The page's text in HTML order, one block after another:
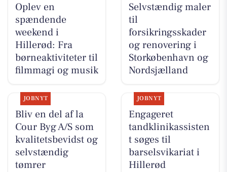
Oplev en
spændende
weekend i
Hillerød: Fra
børneaktiviteter til
filmmagi og musik
Selvstændig maler
til
forsikringsskader
og renovering i
Storkøbenhavn og
Nordsjælland
JOBNYT
Bliv en del af la
Cour Byg A/S som
kvalitetsbevidst og
selvstændig
tømrer
JOBNYT
Engageret
tandklinikassisten
t søges til
barselsvikariat i
Hillerød